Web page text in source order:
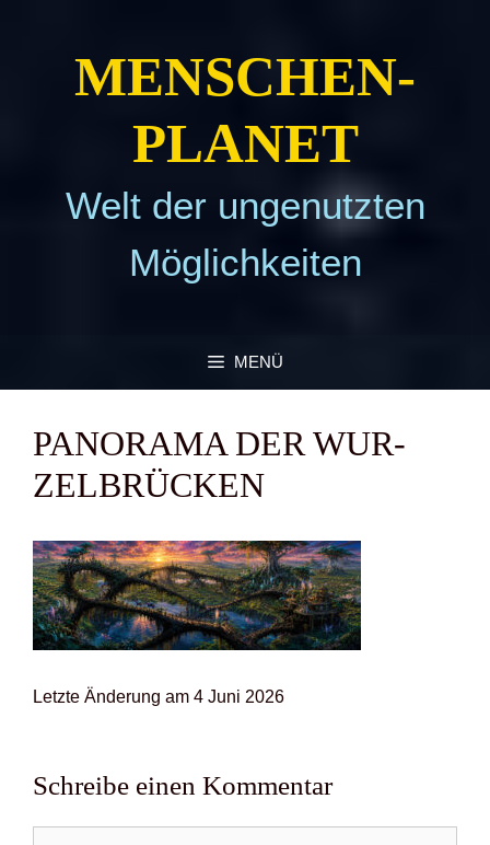
MEN­SCHEN­
PLA­NET
Welt der ungenutzten
Möglichkeiten
MENÜ
PAN­ORA­MA DER WUR­
ZEL­BRÜ­CKEN
Letz­te Ände­rung am 4 Juni 2026
Schreibe einen Kommentar